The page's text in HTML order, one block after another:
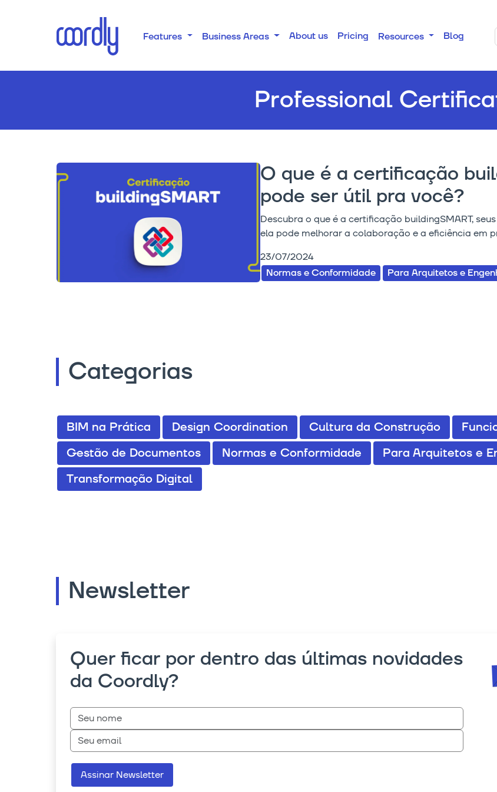
Features Business Areas About us Pricing Resources Blog
Professional
O que é a certificação
pode ser útil pra você?
Descubra o que é a certificação buildingSMART,
ela pode melhorar a colaboração e a eficiência em
23/07/2024
Normas e Conformidade
Para Arquitetos e
Categorias
BIM na Prática Design Coordination Cultura da Construção
Gestão de Documentos
Normas e Conformidade Para Arquitetos e
Transformação Digital
Newsletter
Quer ficar por dentro das últimas novidades
da Coordly?
Assinar Newsletter